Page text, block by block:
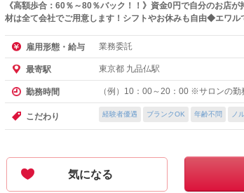
《高額歩合：60％～80％バック！！》資金0円で自分のお店
材は全て会社でご用意します！シフトやお休みも自由◆エワル
雇用形態・給与 業務委託
最寄駅 東京都 九品仏駅
勤務時間 （例）10：00～20：00 ※サロンの
こだわり 経験者優遇 ブランクOK 年齢不問 ノ
気になる